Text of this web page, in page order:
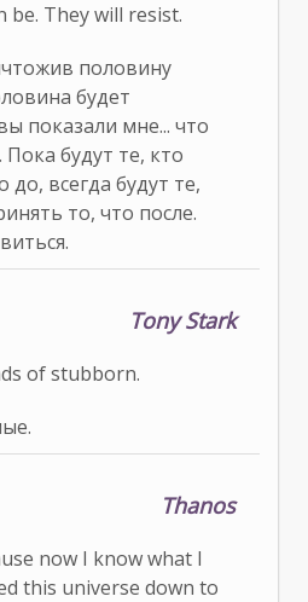
be. They will resist.
половину
будет
показали мне... что
будут те, кто
всегда будут те,
то, что после.
Tony Stark
of stubborn.
Thanos
now I know what I
this universe down to